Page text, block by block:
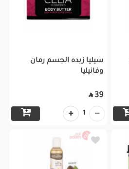
سيليا زبده الجسم رمان
وفانيليا
39

1